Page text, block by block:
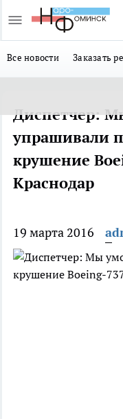
Все новости Заказать
Диспетчер:
упрашивали
крушение
Краснодар
19 марта 2016